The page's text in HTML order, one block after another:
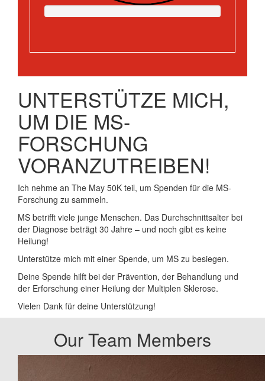
UNTERSTÜTZE MICH,
UM DIE MS-
FORSCHUNG
VORANZUTREIBEN!
Ich nehme an The May 50K teil, um Spenden für die MS-
Forschung zu sammeln.
MS betrifft viele junge Menschen. Das Durchschnittsalter bei
der Diagnose beträgt 30 Jahre – und noch gibt es keine
Heilung!
Unterstütze mich mit einer Spende, um MS zu besiegen.
Deine Spende hilft bei der Prävention, der Behandlung und
der Erforschung einer Heilung der Multiplen Sklerose.
Vielen Dank für deine Unterstützung!
Our Team Members